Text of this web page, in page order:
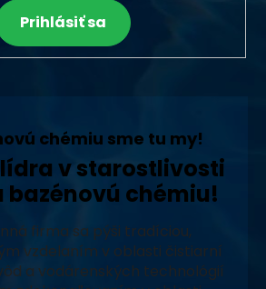
Prihlásiť sa
chémiu sme tu my!
v starostlivosti
bazénovú chémiu!
firma sa pýši tradíciou,
vzdelaním v oblasti čistiarní
a vodárenských technológií